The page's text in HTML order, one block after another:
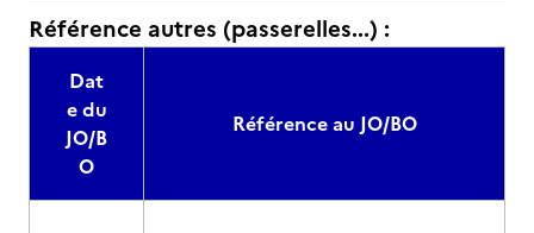
Référence autres (passerelles...) :
Dat
e du
JO/B
O
Référence au JO/BO